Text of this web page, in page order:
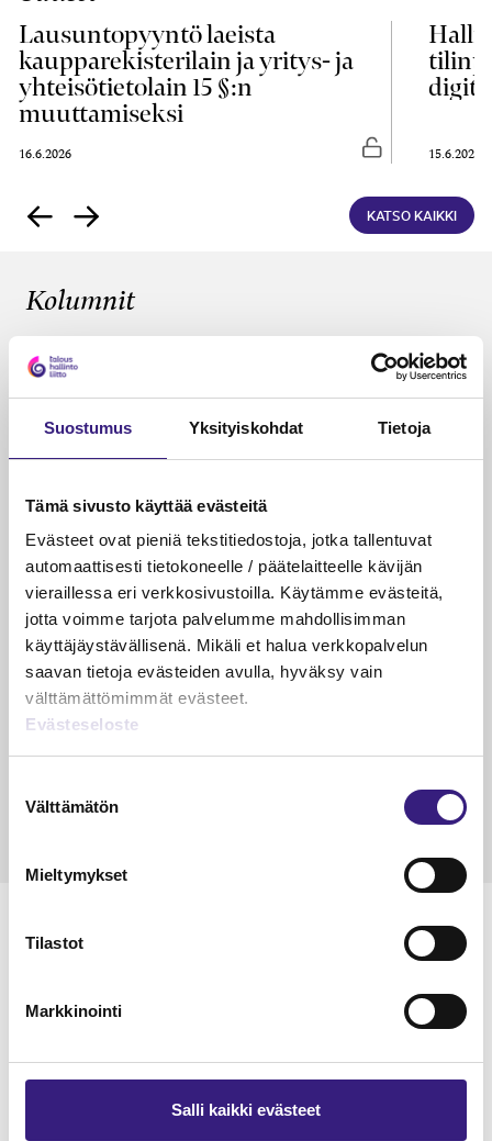
Suostumus Yksityiskohdat Tietoja
Tämä sivusto käyttää evästeitä
Evästeet ovat pieniä tekstitiedostoja, jotka tallentuvat
automaattisesti tietokoneelle / päätelaitteelle kävijän
vieraillessa eri verkkosivustoilla. Käytämme evästeitä,
jotta voimme tarjota palvelumme mahdollisimman
käyttäjäystävällisenä. Mikäli et halua verkkopalvelun
saavan tietoja evästeiden avulla, hyväksy vain
välttämättömimmät evästeet.
Evästeseloste
valinta
Välttämätön
Mieltymykset
Tilastot
Markkinointi
Salli kaikki evästeet
KATSO KAIKKI
Lausuntopyyntö laeista
kaupparekisterilain ja yritys- ja
yhteisötietolain 15 §:n
muuttamiseksi
16.6.2026
Vapaasti
15.6.2026
Kolumnit
KÄDET SAVESSA
Tilitoimistot omistajanvaihdosten
ytimessä
Honkala, Mari Viertola
Suurin riski ei ole enää virhe
kirjanpidossa
19.5.2026 1 min
KÄDET SAVESSA
Raportointi – aliarvostettu supervoima
24.3.2026 2 min